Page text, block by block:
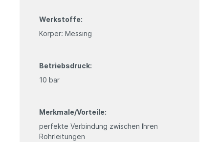
Werkstoffe:
Körper: Messing
Betriebsdruck:
10 bar
Merkmale/Vorteile:
perfekte Verbindung zwischen Ihren
Rohrleitungen